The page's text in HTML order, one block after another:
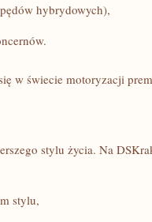
hybrydowych),
w świecie motoryzacji
stylu życia. Na
stylu,